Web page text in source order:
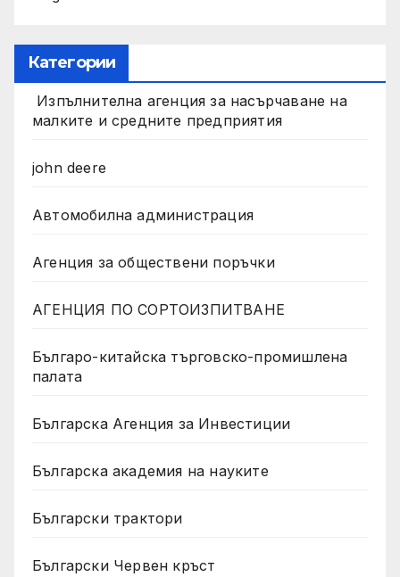
Категории
Изпълнителна агенция за насърчаване на
малките и средните предприятия
john deere
Автомобилна администрация
Агенция за обществени поръчки
АГЕНЦИЯ ПО СОРТОИЗПИТВАНЕ
Българо-китайска търговско-промишлена
палата
Българска Агенция за Инвестиции
Българска академия на науките
Български трактори
Български Червен кръст